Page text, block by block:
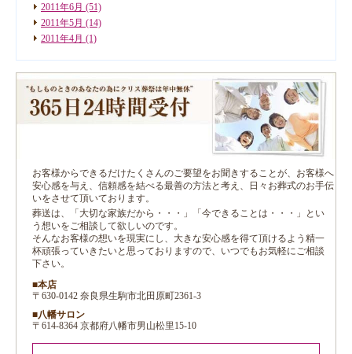
2011年6月 (51)
2011年5月 (14)
2011年4月 (1)
お客様からできるだけたくさんのご要望をお聞きすることが、お客様へ
安心感を与え、信頼感を結べる最善の方法と考え、日々お葬式のお手伝
いをさせて頂いております。
葬送は、「大切な家族だから・・・」「今できることは・・・」とい
う想いをご相談して欲しいのです。
そんなお客様の想いを現実にし、大きな安心感を得て頂けるよう精一
杯頑張っていきたいと思っておりますので、いつでもお気軽にご相談
下さい。
■本店
〒630-0142 奈良県生駒市北田原町2361-3
■八幡サロン
〒614-8364 京都府八幡市男山松里15-10